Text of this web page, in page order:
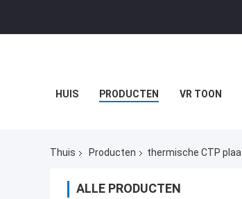
HUIS PRODUCTEN VR TOON
Thuis Producten thermische CTP
ALLE PRODUCTEN